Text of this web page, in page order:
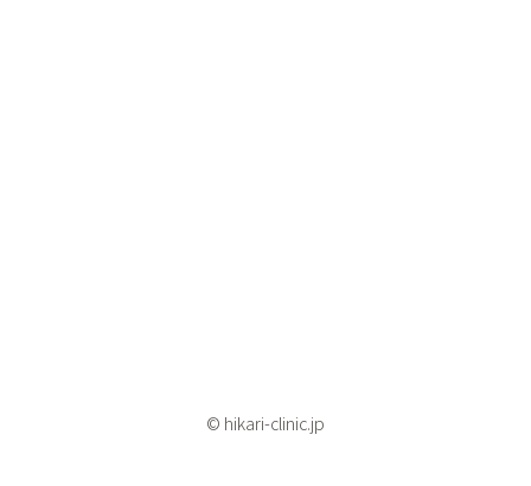
© hikari-clinic.jp